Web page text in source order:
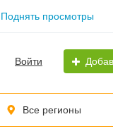
Поднять просмотры
Войти
Все регионы